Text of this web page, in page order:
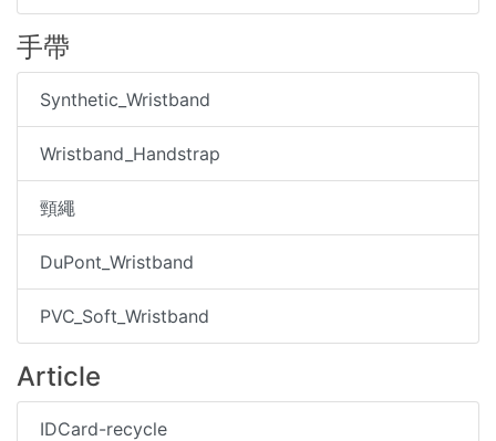
手帶
Synthetic_Wristband
Wristband_Handstrap
頸繩
DuPont_Wristband
PVC_Soft_Wristband
Article
IDCard-recycle